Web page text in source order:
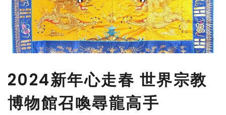
2024新年心走春 世界宗教
博物館召喚尋龍高手